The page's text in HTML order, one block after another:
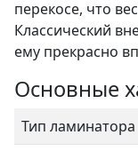
перекосе, что
Классический
ему прекрасно
Основные
Тип ламинатора